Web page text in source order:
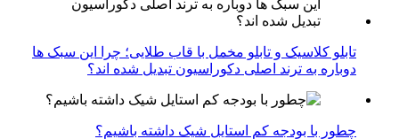
تابلو کلاسیک و تابلو مخمل با قاب طلایی؛ چرا این سبک ها
دوباره به ترند اصلی دکوراسیون تبدیل شده اند؟
چطور با بودجه کم استایل شیک داشته باشیم؟